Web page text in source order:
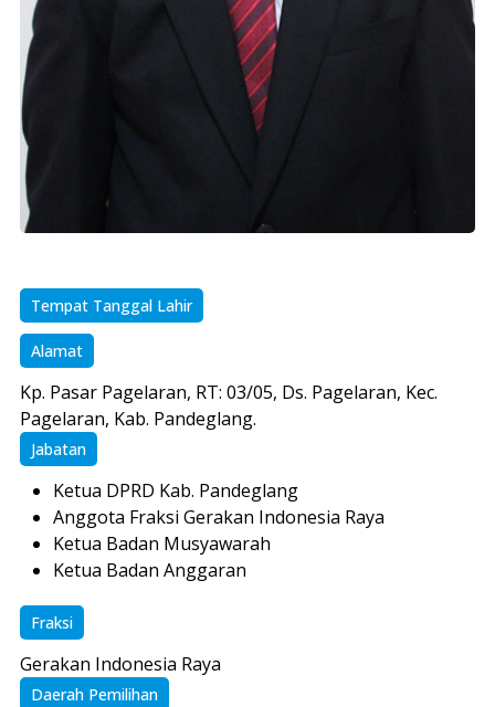
Tempat Tanggal Lahir
Alamat
Kp. Pasar Pagelaran, RT: 03/05, Ds. Pagelaran, Kec.
Pagelaran, Kab. Pandeglang.
Jabatan
Ketua DPRD Kab. Pandeglang
Anggota Fraksi Gerakan Indonesia Raya
Ketua Badan Musyawarah
Ketua Badan Anggaran
Fraksi
Gerakan Indonesia Raya
Daerah Pemilihan